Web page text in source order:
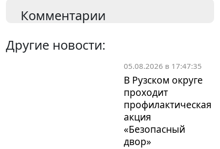
Комментарии
Другие новости:
05.08.2026 в 17:47:35
В Рузском округе
проходит
профилактическая
акция
«Безопасный
двор»